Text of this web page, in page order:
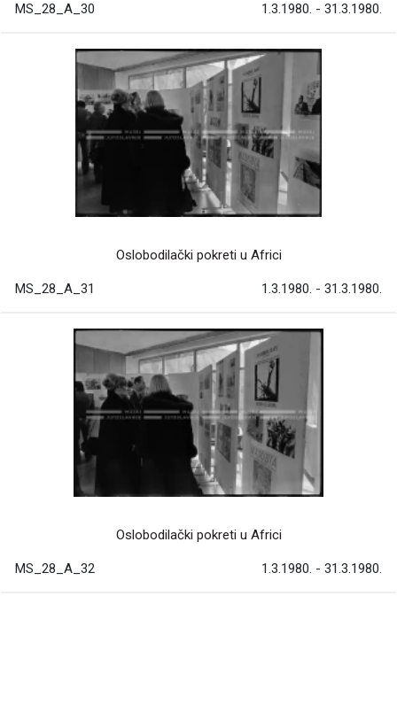
MS_28_A_30 1.3.1980. - 31.3.1980.
Oslobodilački pokreti u Africi
MS_28_A_31 1.3.1980. - 31.3.1980.
Oslobodilački pokreti u Africi
MS_28_A_32 1.3.1980. - 31.3.1980.